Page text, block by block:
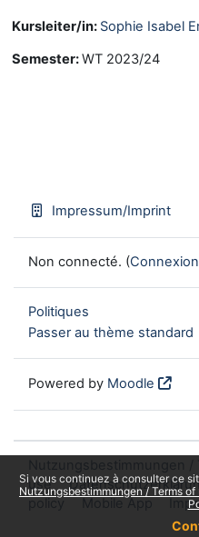
Si vous continuez à consulter ce
Nutzungsbestimmungen / Terms of
Kursleiter/in: Sophie Isabel
Semester:WT 2023/24
Impressum/Imprint
Non connecté. (Connexion
Politiques
Passer au thème standard
Powered by Moodle
use
policy
Mobile App